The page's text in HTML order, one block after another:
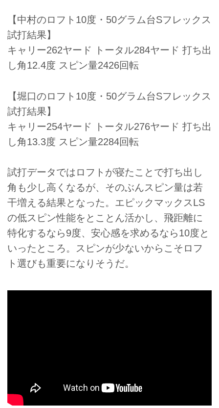
【中村のロフト10度・50グラム台Sフレックス
試打結果】
キャリー262ヤード トータル284ヤード 打ち出
し角12.4度 スピン量2426回転
【堀口のロフト10度・50グラム台Sフレックス
試打結果】
キャリー254ヤード トータル276ヤード 打ち出
し角13.3度 スピン量2284回転
試打データではロフトが寝たことで打ち出し
角も少し高くなるが、そのぶんスピン量は若
干増える結果となった。エピックマックスLS
の低スピン性能をとことん活かし、飛距離に
特化するなら9度、安心感を求めるなら10度と
いったところ。スピンが少ないからこそロフ
ト選びも重要になりそうだ。